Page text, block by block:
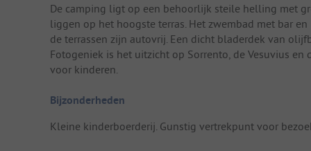
De camping ligt op een behoorlijk steile helling met
liggen op het hoogste terras. Het zwembad met bar
de terrassen zijn autovrij. Een dicht bladerdek van
Fotogeniek is het uitzicht op Sorrento, de Vesuvius
voor kinderen.
Bijzonderheden
Kleine kinderboerderij. Gunstig vertrekpunt voor